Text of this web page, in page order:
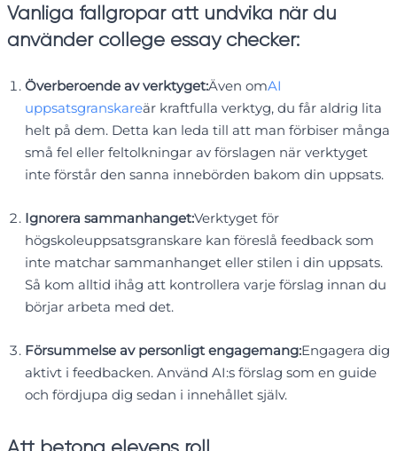
Vanliga fallgropar att undvika när du
använder college essay checker:
Överberoende av verktyget:Även omAI
uppsatsgranskareär kraftfulla verktyg, du får aldrig lita
helt på dem. Detta kan leda till att man förbiser många
små fel eller feltolkningar av förslagen när verktyget
inte förstår den sanna innebörden bakom din uppsats.
Ignorera sammanhanget:Verktyget för
högskoleuppsatsgranskare kan föreslå feedback som
inte matchar sammanhanget eller stilen i din uppsats.
Så kom alltid ihåg att kontrollera varje förslag innan du
börjar arbeta med det.
Försummelse av personligt engagemang:Engagera dig
aktivt i feedbacken. Använd AI:s förslag som en guide
och fördjupa dig sedan i innehållet själv.